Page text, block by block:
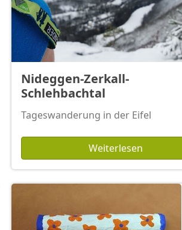
Nideggen-Zerkall-
Schlehbachtal
Tageswanderung in der Eifel
Weiterlesen